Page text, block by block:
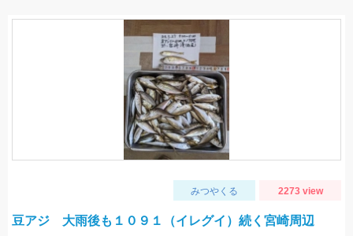
みつやくる 2273 view
豆アジ 大雨後も１０９１（イレグイ）続く宮崎周辺